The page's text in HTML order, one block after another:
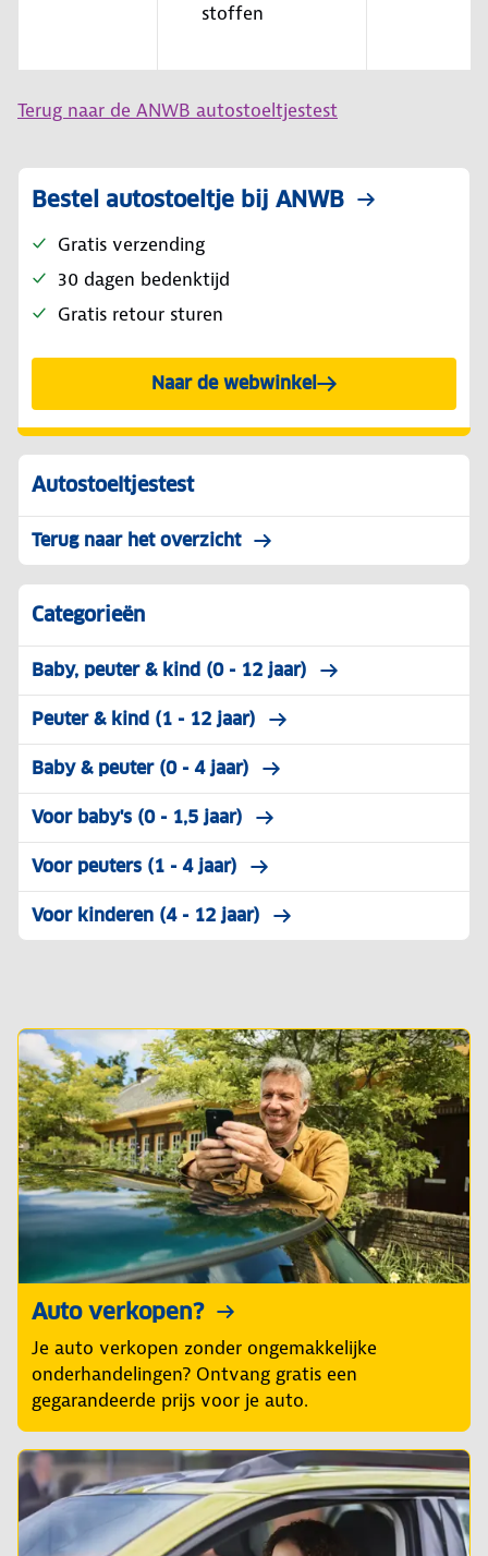
stoffen
Terug naar de ANWB autostoeltjestest
Bestel autostoeltje bij ANWB
Gratis verzending
30 dagen bedenktijd
Gratis retour sturen
Naar de webwinkel
Autostoeltjestest
Terug naar het overzicht
Categorieën
Baby, peuter & kind (0 - 12 jaar)
Peuter & kind (1 - 12 jaar)
Baby & peuter (0 - 4 jaar)
Voor baby's (0 - 1,5 jaar)
Voor peuters (1 - 4 jaar)
Voor kinderen (4 - 12 jaar)
Auto verkopen?
Je auto verkopen zonder ongemakkelijke
onderhandelingen? Ontvang gratis een
gegarandeerde prijs voor je auto.